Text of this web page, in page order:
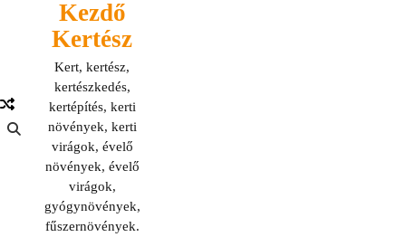
Kezdő
Kertész
Kert, kertész,
kertészkedés,
kertépítés, kerti
növények, kerti
virágok, évelő
növények, évelő
virágok,
gyógynövények,
fűszernövények.